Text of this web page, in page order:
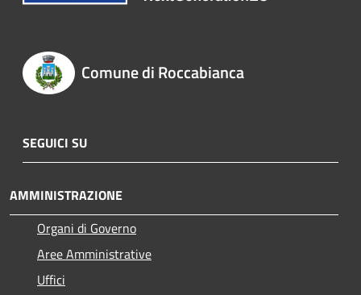
Comune di Roccabianca
SEGUICI SU
AMMINISTRAZIONE
Organi di Governo
Aree Amministrative
Uffici